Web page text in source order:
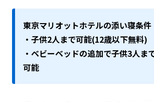
東京マリオットホテルの添い寝条件
・子供2人まで可能(12歳以下無料)
・ベビーベッドの追加で子供3人ま
可能